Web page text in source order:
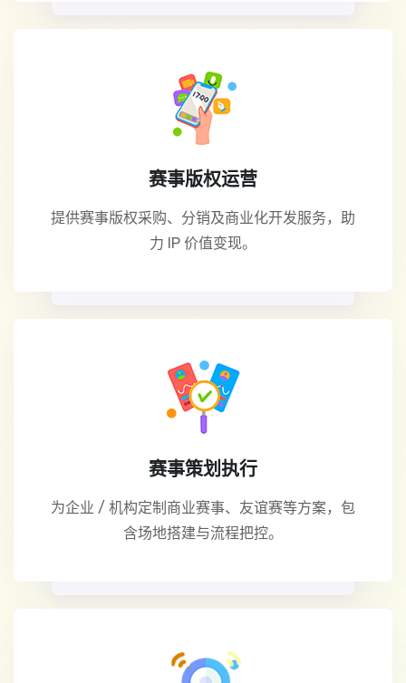
赛事版权运营
提供赛事版权采购、分销及商业化开发服务，助
力 IP 价值变现。
赛事策划执行
为企业 / 机构定制商业赛事、友谊赛等方案，包
含场地搭建与流程把控。